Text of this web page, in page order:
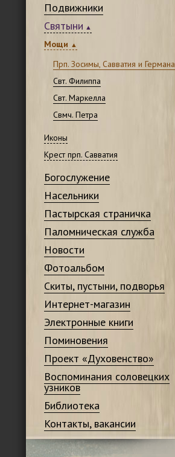
Подвижники
Святыни
Мощи
Прп. Зосимы, Савватия и Германа
Свт. Филиппа
Свт. Маркелла
Свмч. Петра
Иконы
Крест прп. Савватия
Богослужение
Насельники
Пастырская страничка
Паломническая служба
Новости
Фотоальбом
Скиты, пустыни, подворья
Интернет-магазин
Электронные книги
Поминовения
Проект «Духовенство»
Воспоминания соловецких
узников
Библиотека
Контакты, вакансии